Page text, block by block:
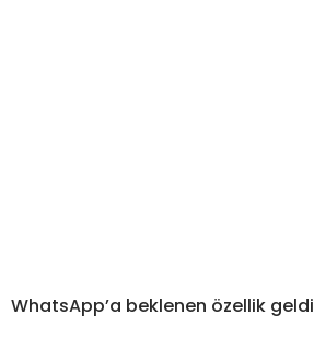
WhatsApp’a beklenen özellik geldi